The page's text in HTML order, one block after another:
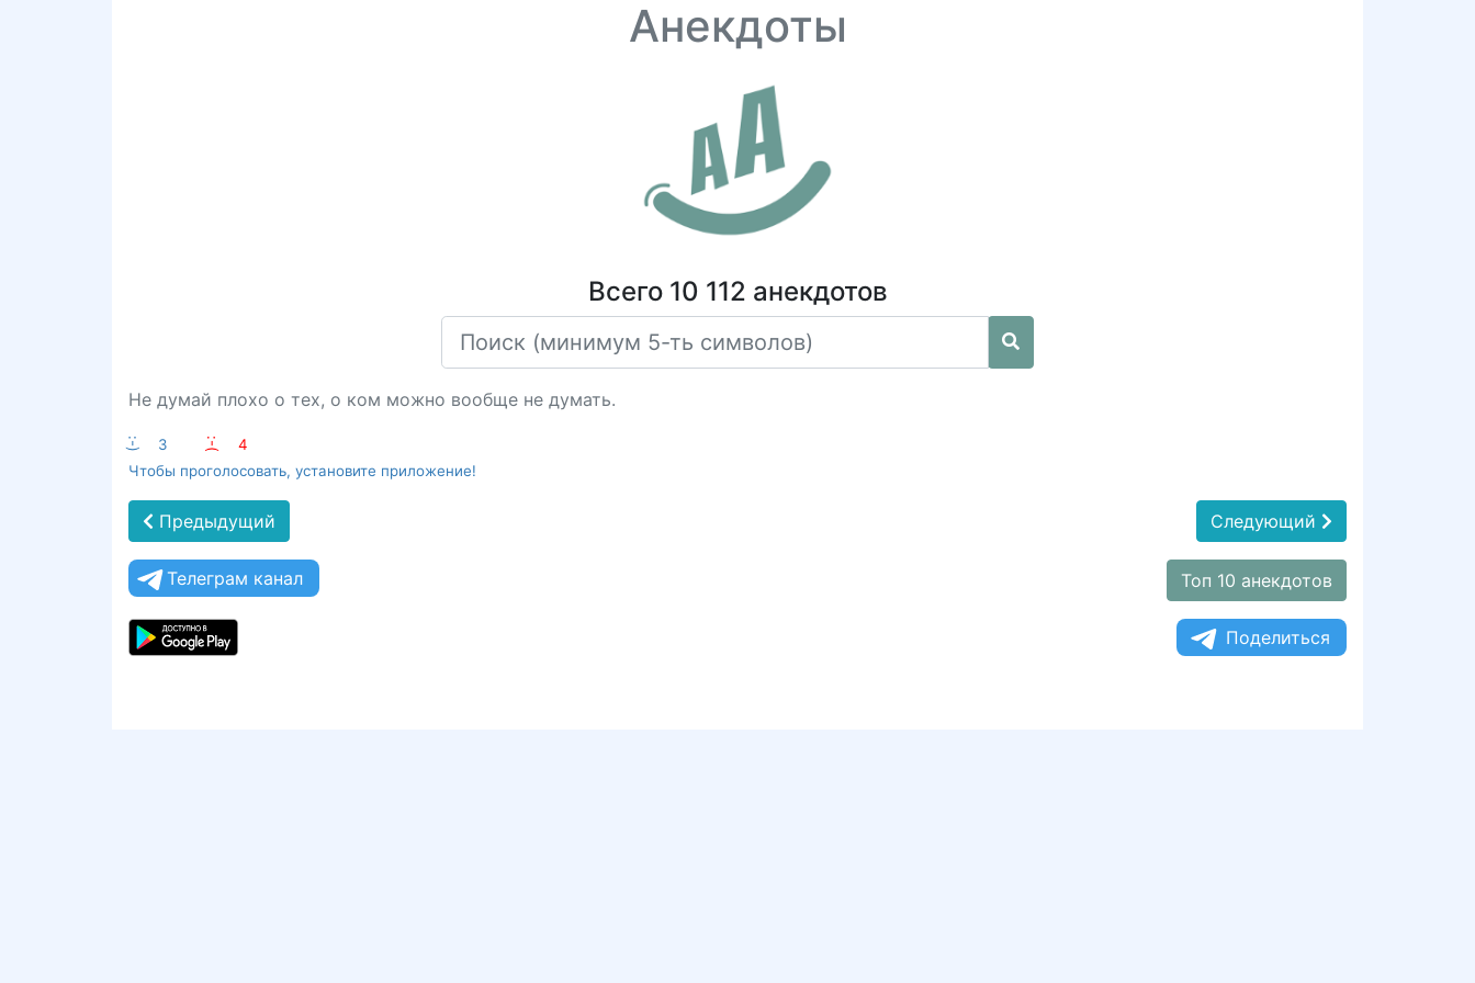
Анекдоты
Всего 10 112 анекдотов
Не думай плохо о тех, о ком можно вообще не думать.
:-) 3 :-(
4
Чтобы проголосовать, установите приложение!
Предыдущий Следующий
Телеграм канал Топ 10 анекдотов
Поделиться